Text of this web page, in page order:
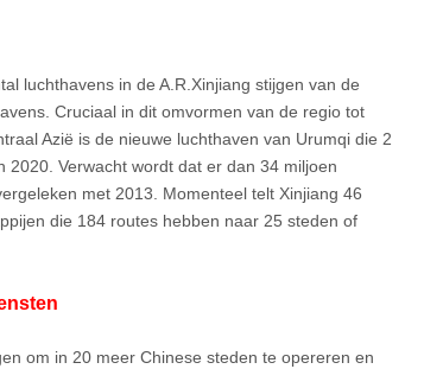
luchthavens in de A.R.Xinjiang stijgen van de
Cruciaal in dit omvormen van de regio tot
Azië is de nieuwe luchthaven van Urumqi die 2
Verwacht wordt dat er dan 34 miljoen
met 2013. Momenteel telt Xinjiang 46
die 184 routes hebben naar 25 steden of
om in 20 meer Chinese steden te opereren en